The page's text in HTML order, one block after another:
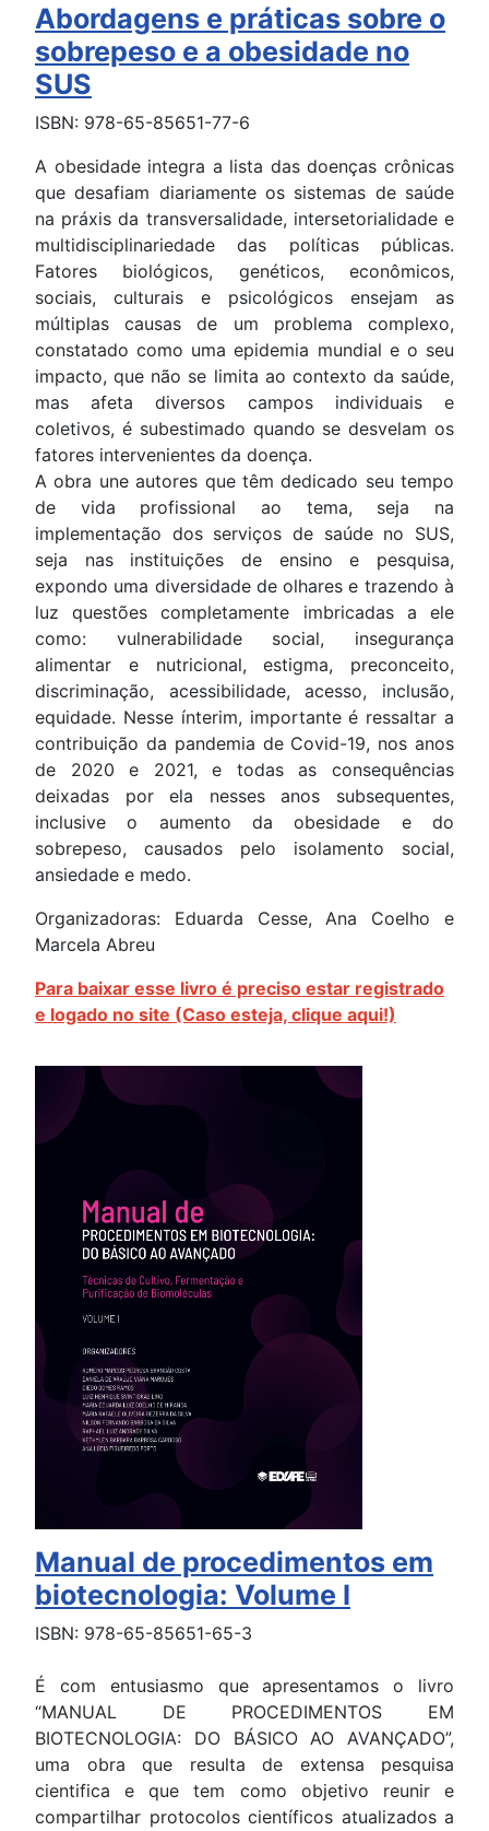
Abordagens e práticas sobre o
sobrepeso e a obesidade no
SUS
ISBN: 978-65-85651-77-6
A obesidade integra a lista das doenças crônicas
que desafiam diariamente os sistemas de saúde
na práxis da transversalidade, intersetorialidade e
multidisciplinariedade das políticas públicas.
Fatores biológicos, genéticos, econômicos,
sociais, culturais e psicológicos ensejam as
múltiplas causas de um problema complexo,
constatado como uma epidemia mundial e o seu
impacto, que não se limita ao contexto da saúde,
mas afeta diversos campos individuais e
coletivos, é subestimado quando se desvelam os
fatores intervenientes da doença.
A obra une autores que têm dedicado seu tempo
de vida profissional ao tema, seja na
implementação dos serviços de saúde no SUS,
seja nas instituições de ensino e pesquisa,
expondo uma diversidade de olhares e trazendo à
luz questões completamente imbricadas a ele
como: vulnerabilidade social, insegurança
alimentar e nutricional, estigma, preconceito,
discriminação, acessibilidade, acesso, inclusão,
equidade. Nesse ínterim, importante é ressaltar a
contribuição da pandemia de Covid-19, nos anos
de 2020 e 2021, e todas as consequências
deixadas por ela nesses anos subsequentes,
inclusive o aumento da obesidade e do
sobrepeso, causados pelo isolamento social,
ansiedade e medo.
Organizadoras: Eduarda Cesse, Ana Coelho e
Marcela Abreu
Para baixar esse livro é preciso estar registrado
e logado no site (Caso esteja, clique aqui!)
Manual de procedimentos em
biotecnologia: Volume I
ISBN: 978-65-85651-65-3
É com entusiasmo que apresentamos o livro
“MANUAL DE PROCEDIMENTOS EM
BIOTECNOLOGIA: DO BÁSICO AO AVANÇADO”,
uma obra que resulta de extensa pesquisa
cientifica e que tem como objetivo reunir e
compartilhar protocolos científicos atualizados a